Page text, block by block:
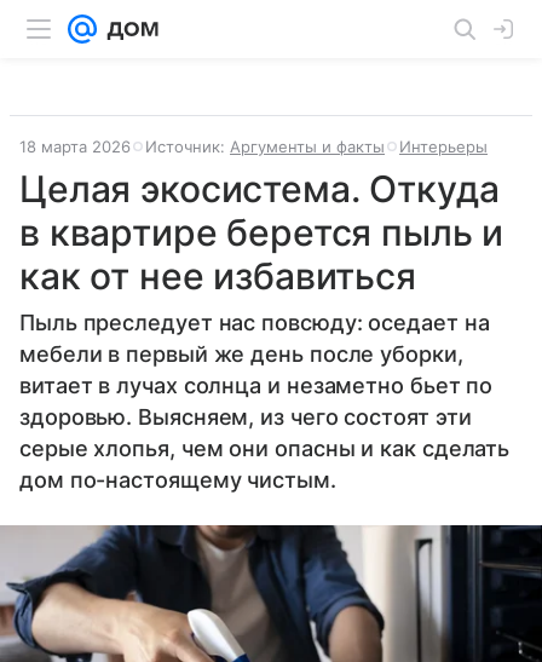
18 марта 2026 Источник: Аргументы и факты Интерьеры
Целая экосистема. Откуда
в квартире берется пыль и
как от нее избавиться
Пыль преследует нас повсюду: оседает на
мебели в первый же день после уборки,
витает в лучах солнца и незаметно бьет по
здоровью. Выясняем, из чего состоят эти
серые хлопья, чем они опасны и как сделать
дом по-настоящему чистым.